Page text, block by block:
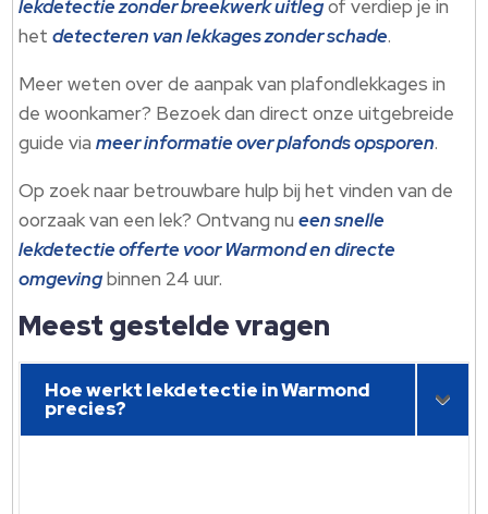
lekdetectie zonder breekwerk uitlegof verdiep je in
hetdetecteren van lekkages zonder schade.​
Meer weten over de aanpak van plafondlekkages in
de woonkamer? Bezoek dan direct onze uitgebreide
guide viameer informatie over plafonds opsporen.​
Op zoek naar betrouwbare hulp bij het vinden van de
oorzaak van een lek? Ontvang nueen snelle
lekdetectie offerte voor Warmond en directe
omgevingbinnen 24 uur.​
Meest gestelde vragen
Hoe werkt lekdetectie in Warmond
precies?